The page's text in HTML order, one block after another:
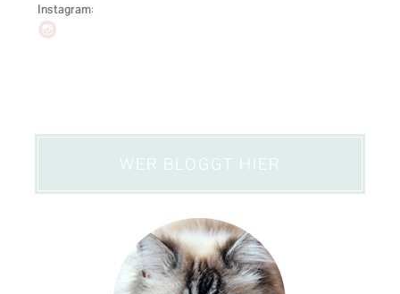
Instagram:
WER BLOGGT HIER